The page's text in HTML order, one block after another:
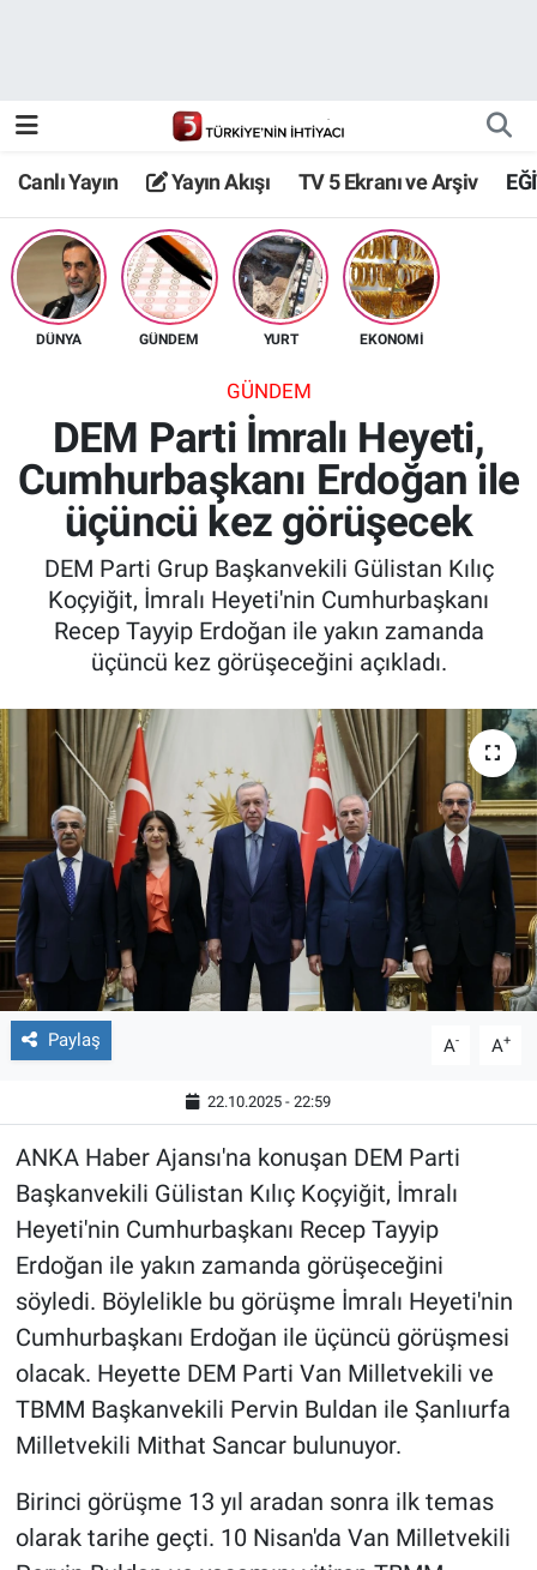
Canlı Yayın Yayın Akışı TV 5 Ekranı ve Arşiv
DÜNYA GÜNDEM YURT EKONOMİ
GÜNDEM
DEM Parti İmralı Heyeti,
Cumhurbaşkanı Erdoğan ile
üçüncü kez görüşecek
DEM Parti Grup Başkanvekili Gülistan Kılıç
Koçyiğit, İmralı Heyeti'nin Cumhurbaşkanı
Recep Tayyip Erdoğan ile yakın zamanda
üçüncü kez görüşeceğini açıkladı.
Paylaş A- A+
22.10.2025 - 22:59
ANKA Haber Ajansı'na konuşan DEM Parti
Başkanvekili Gülistan Kılıç Koçyiğit, İmralı
Heyeti'nin Cumhurbaşkanı Recep Tayyip
Erdoğan ile yakın zamanda görüşeceğini
söyledi. Böylelikle bu görüşme İmralı Heyeti'nin
Cumhurbaşkanı Erdoğan ile üçüncü görüşmesi
olacak. Heyette DEM Parti Van Milletvekili ve
TBMM Başkanvekili Pervin Buldan ile Şanlıurfa
Milletvekili Mithat Sancar bulunuyor.
Birinci görüşme 13 yıl aradan sonra ilk temas
olarak tarihe geçti. 10 Nisan'da Van Milletvekili
TV 5 Ekranı ve Arşiv